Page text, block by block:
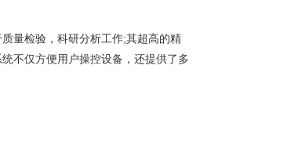
量检验，科研分析工作;其超高的精
不仅方便用户操控设备，还提供了多